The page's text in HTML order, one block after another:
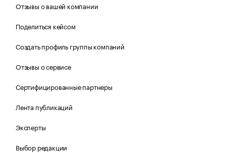
Отзывы о вашей компании
Поделиться кейсом
Создать профиль группы компаний
Отзывы о сервисе
Сертифицированные партнеры
Лента публикаций
Эксперты
Выбор редакции